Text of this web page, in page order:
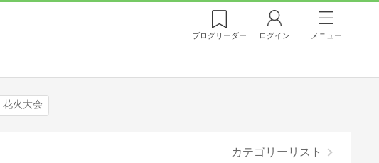
ブログリーダー ログイン メニュー
花火大会
カテゴリーリスト